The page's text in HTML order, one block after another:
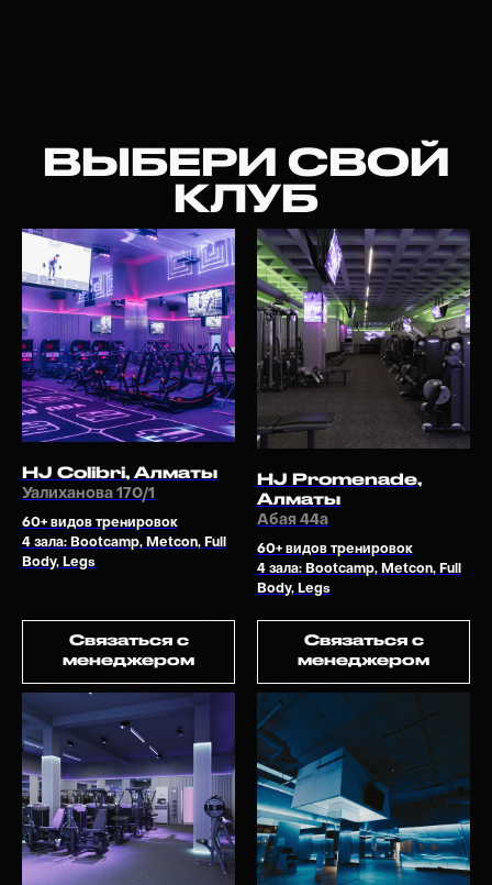
HJ Colibri, Алматы
Уалиханова 170/1
60+ видов тренировок
4 зала: Bootcamp, Metcon, Full
Body, Legs
Связаться с
менеджером
HJ Promenade,
Алматы
Абая 44а
60+ видов тренировок
4 зала: Bootcamp, Metcon, Full
Body, Legs
Связаться с
менеджером